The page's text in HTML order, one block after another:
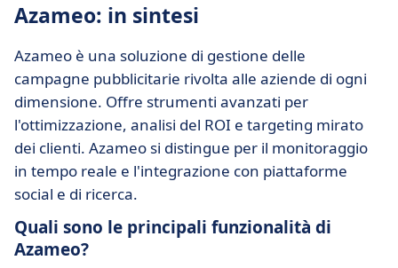
Azameo: in sintesi
Azameo è una soluzione di gestione delle
campagne pubblicitarie rivolta alle aziende di ogni
dimensione. Offre strumenti avanzati per
l'ottimizzazione, analisi del ROI e targeting mirato
dei clienti. Azameo si distingue per il monitoraggio
in tempo reale e l'integrazione con piattaforme
social e di ricerca.
Quali sono le principali funzionalità di
Azameo?